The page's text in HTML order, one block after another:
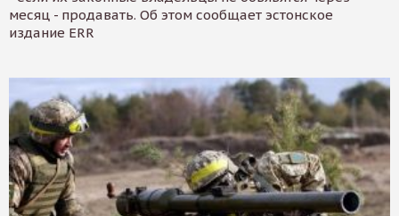
месяц - продавать. Об этом сообщает эстонское
издание ERR